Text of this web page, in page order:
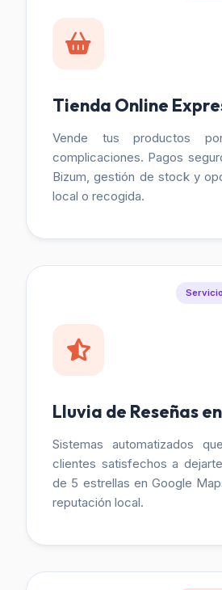
Tienda Online
Vende tus productos
complicaciones. Pagos
Bizum, gestión de stock y
local o recogida.
Lluvia de Reseñas
Sistemas automatizados
clientes satisfechos a
de 5 estrellas en Google
reputación local.